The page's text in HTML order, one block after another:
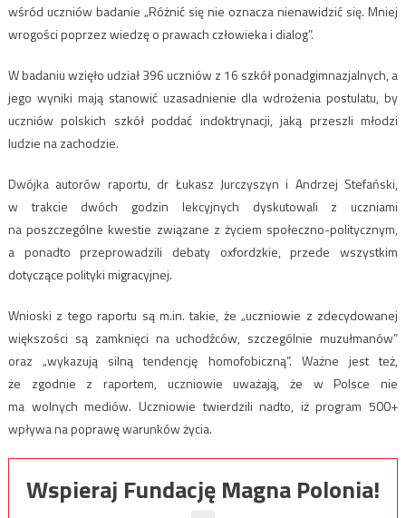
wśród uczniów badanie „Różnić się nie oznacza nienawidzić się. Mniej
wrogości poprzez wiedzę o prawach człowieka i dialog”.
W badaniu wzięło udział 396 uczniów z 16 szkół ponadgimnazjalnych, a
jego wyniki mają stanowić uzasadnienie dla wdrożenia postulatu, by
uczniów polskich szkół poddać indoktrynacji, jaką przeszli młodzi
ludzie na zachodzie.
Dwójka autorów raportu, dr Łukasz Jurczyszyn i Andrzej Stefański,
w trakcie dwóch godzin lekcyjnych dyskutowali z uczniami
na poszczególne kwestie związane z życiem społeczno-politycznym,
a ponadto przeprowadzili debaty oxfordzkie, przede wszystkim
dotyczące polityki migracyjnej.
Wnioski z tego raportu są m.in. takie, że „uczniowie z zdecydowanej
większości są zamknięci na uchodźców, szczególnie muzułmanów”
oraz „wykazują silną tendencję homofobiczną”. Ważne jest też,
że zgodnie z raportem, uczniowie uważają, że w Polsce nie
ma wolnych mediów. Uczniowie twierdzili nadto, iż program 500+
wpływa na poprawę warunków życia.
Wspieraj Fundację Magna Polonia!